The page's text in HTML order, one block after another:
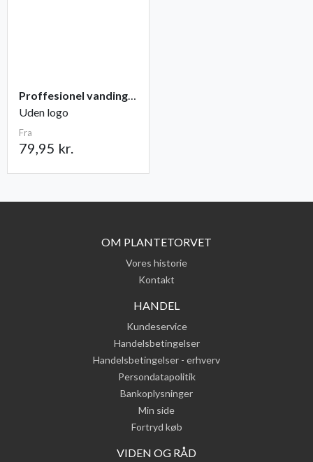
Proffesionel vandingspose 100 liter
Uden logo
Fra
79,95 kr.
OM PLANTETORVET
Vores historie
Kontakt
HANDEL
Kundeservice
Handelsbetingelser
Handelsbetingelser - erhverv
Persondatapolitik
Bankoplysninger
Min side
Fortryd køb
VIDEN OG RÅD